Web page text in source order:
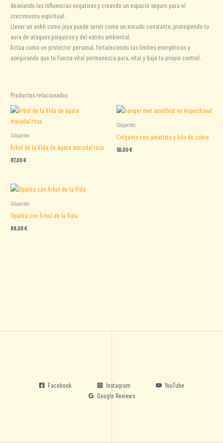
desviando las influencias negativas y creando un espacio seguro para el
crecimiento espiritual.
Llevar un ankh como joya puede servir como un escudo constante, protegiendo tu
aura de ataques psíquicos y del estrés ambiental.
Actúa como un protector personal, fortaleciendo tus límites energéticos y
asegurando que tu fuerza vital permanezca pura, vital y bajo tu propio control.
Productos relacionados
Colgantes
Árbol de la Vida de ágata morada/rosa
87,00€
Colgantes
Colgante con amatista y hilo de cobre
59,00€
Colgantes
Opalita con Árbol de la Vida
88,00€
Facebook Instagram
YouTube
Google Reviews